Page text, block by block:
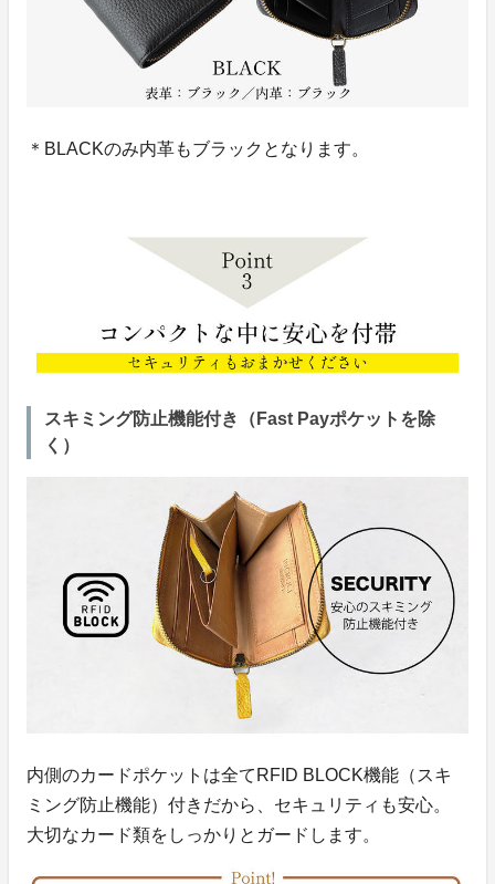
＊BLACKのみ内革もブラックとなります。
スキミング防止機能付き（Fast Payポケットを除
く）
内側のカードポケットは全てRFID BLOCK機能（スキ
ミング防止機能）付きだから、セキュリティも安心。
大切なカード類をしっかりとガードします。